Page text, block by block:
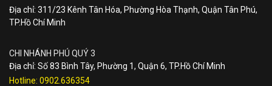
Địa chỉ: 311/23 Kênh Tân Hóa, Phường Hòa Thạnh, Quận Tân Phú,
TP.Hồ Chí Minh
CHI NHÁNH PHÚ QUÝ 3
Địa chỉ: Số 83 Bình Tây, Phường 1, Quận 6, TP.Hồ Chí Minh
Hotline: 0902.636354